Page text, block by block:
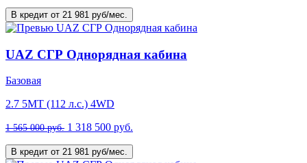
В кредит от 21 981 руб/мес.
UAZ СГР Однорядная кабина
Базовая
2.7 5MT (112 л.с.) 4WD
1 565 000 руб. 1 318 500 руб.
В кредит от 21 981 руб/мес.